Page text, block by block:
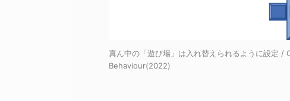
真ん中の「遊び場」は入れ替えられるように設定
Behaviour(2022)